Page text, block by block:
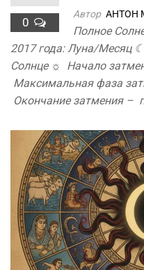
0
Автор АНТОН
Полное
2017 года: Луна/Месяц
Солнце ☼ Начало
Максимальная фаза
Окончание затмения –